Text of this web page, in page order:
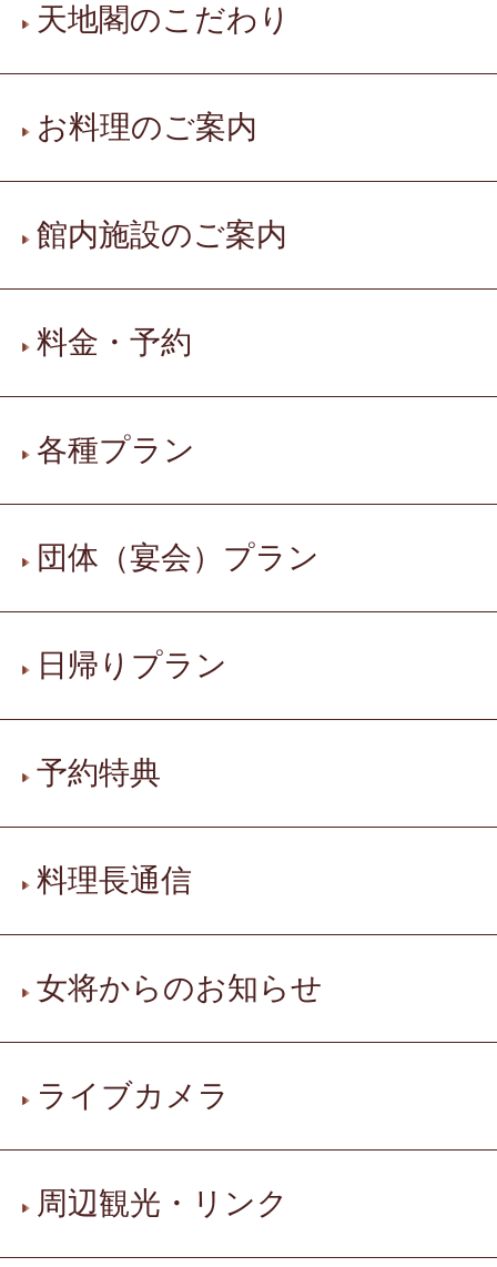
天地閣のこだわり
お料理のご案内
館内施設のご案内
料金・予約
各種プラン
団体（宴会）プラン
日帰りプラン
予約特典
料理長通信
女将からのお知らせ
ライブカメラ
周辺観光・リンク